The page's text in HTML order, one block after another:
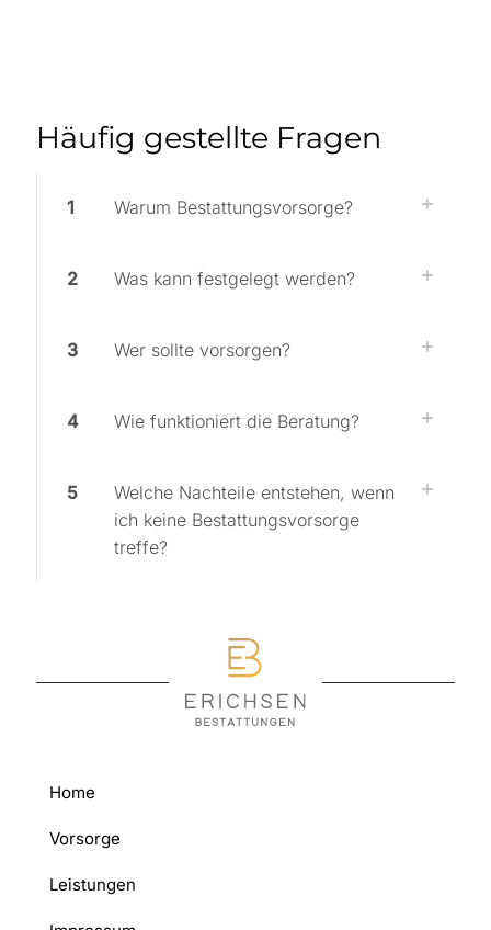
Häufig gestellte Fragen
1 Warum Bestattungsvorsorge?
2 Was kann festgelegt werden?
3 Wer sollte vorsorgen?
4 Wie funktioniert die Beratung?
5
Welche Nachteile entstehen, wenn
ich keine Bestattungsvorsorge
treffe?
Home
Vorsorge
Leistungen